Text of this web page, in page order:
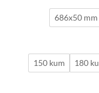
686x50 mm
150 kum 180